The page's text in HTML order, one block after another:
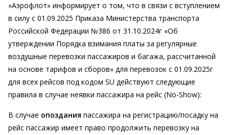
«Аэрофлот» информирует о том, что в связи с вступлением
в силу с 01.09.2025 Приказа Министерства транспорта
Российской Федерации №386 от 31.10.2024г «Об
утверждении Порядка взимания платы за регулярные
воздушные перевозки пассажиров и багажа, рассчитанной
на основе тарифов и сборов» для перевозок с 01.09.2025г
для всех рейсов под кодом SU действуют следующие
правила в случае неявки пассажира на рейс (No-Show):
В случае опоздания пассажира на регистрацию/посадку на
рейс пассажир имеет право продолжить перевозку на